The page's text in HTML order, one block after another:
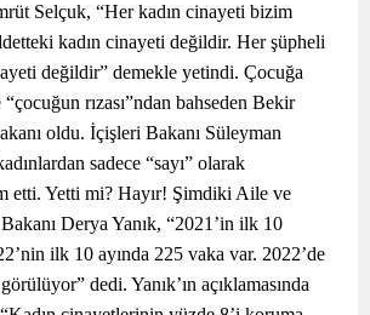
Selçuk, “Her kadın cinayeti bizim
kadın cinayeti değildir. Her şüpheli
değildir” demekle yetindi. Çocuğa
rızası”ndan bahseden Bekir
oldu. İçişleri Bakanı Süleyman
sadece “sayı” olarak
etti. Yetti mi? Hayır! Şimdiki Aile ve
Derya Yanık, “2021’in ilk 10
ilk 10 ayında 225 vaka var. 2022’de
dedi. Yanık’ın açıklamasında